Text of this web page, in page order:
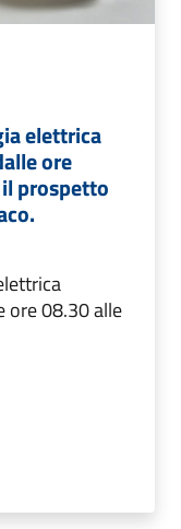
elettrica
ore
prospetto
ore 08.30 alle